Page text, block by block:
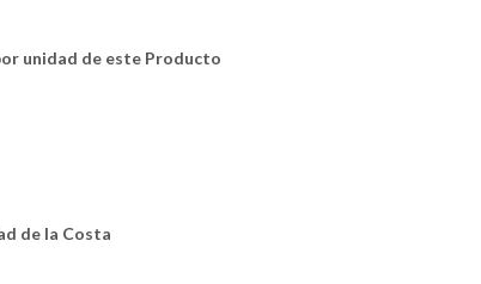
unidad de este Producto
de la Costa